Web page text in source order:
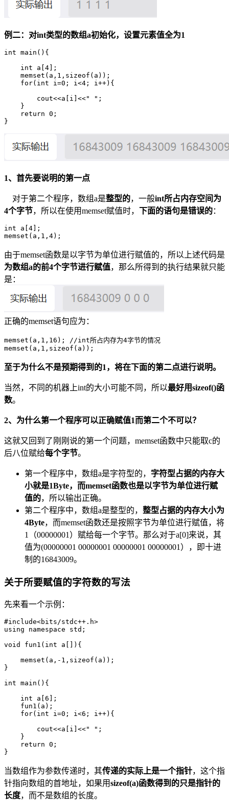
例二：对int类型的数组a初始化，设置元素值全为1
int main(){
    int a[4];
    memset(a,1,sizeof(a));
    for(int i=0; i<4; i++){
        cout<<a[i]<<" ";
    }
    return 0;
1、首先要说明的第一点
对于第二个程序，数组a是整型的，一般int所占内存空间为
4个字节，所以在使用memset赋值时， 下面的语句是错误的：
int a[4];
由于memset函数是以字节为单位进行赋值的，所以上述代码是
为数组a的前4个字节进行赋值，那么所得到的执行结果就只能
是：
正确的memset语句应为：
memset(a,1,16); //int所占内存为4字节的情况
至于为什么不是预期得到的1，将在下面的第二点进行说明。
当然，不同的机器上int的大小可能不同，所以最好用sizeof()函
数。
2、为什么第一个程序可以正确赋值1而第二个不可以？
这就又回到了刚刚说的第一个问题，memset函数中只能取c的
后八位赋给每个字节。
第一个程序中，数组a是字符型的， 字符型占据的内存大
小就是1Byte，而memset函数也是以字节为单位进行赋
值的，所以输出正确。
第二个程序中，数组a是整型的， 整型占据的内存大小为
4Byte，而memset函数还是按照字节为单位进行赋值，将
1（00000001）赋给每一个字节。那么对于a[0]来说，其
值为(00000001 00000001 00000001 00000001），即十进
制的16843009。
关于所要赋值的字符数的写法
先来看一个示例：
#include<bits/stdc++.h>
using namespace std;
void fun1(int a[]){
    memset(a,-1,sizeof(a));
}
int main(){
    int a[6];
    fun1(a);
    for(int i=0; i<6; i++){
        cout<<a[i]<<" ";
    }
    return 0;
当数组作为参数传递时，其传递的实际上是一个指针，这个指
针指向数组的首地址，如果用sizeof(a)函数得到的只是指针的
长度，而不是数组的长度。